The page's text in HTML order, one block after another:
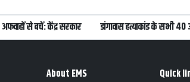
से बचें: केंद्र सरकार डांगावास हत्याकांड के सभी
About EMS
Quick